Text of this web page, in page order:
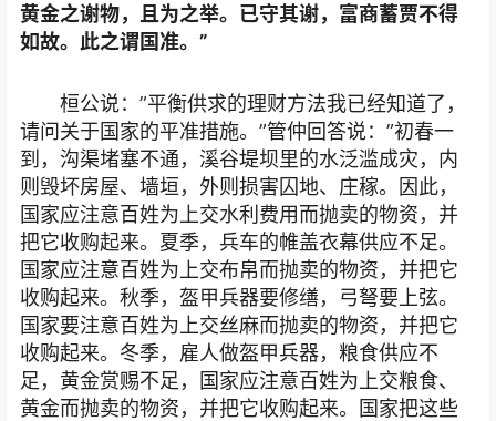
黄金之谢物，且为之举。已守其谢，富商蓄贾不得
如故。此之谓国准。”
桓公说：”平衡供求的理财方法我已经知道了，
请问关于国家的平准措施。”管仲回答说：”初春一
到，沟渠堵塞不通，溪谷堤坝里的水泛滥成灾，内
则毁坏房屋、墙垣，外则损害囚地、庄稼。因此，
国家应注意百姓为上交水利费用而抛卖的物资，并
把它收购起来。夏季，兵车的帷盖衣幕供应不足。
国家应注意百姓为上交布帛而抛卖的物资，并把它
收购起来。秋季，盔甲兵器要修缮，弓弩要上弦。
国家要注意百姓为上交丝麻而抛卖的物资，并把它
收购起来。冬季，雇人做盔甲兵器，粮食供应不
足，黄金赏赐不足，国家应注意百姓为上交粮食、
黄金而抛卖的物资，并把它收购起来。国家把这些